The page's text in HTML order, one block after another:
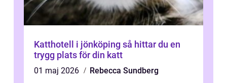
Katthotell i jönköping så hittar du en
trygg plats för din katt
01 maj 2026
Rebecca Sundberg